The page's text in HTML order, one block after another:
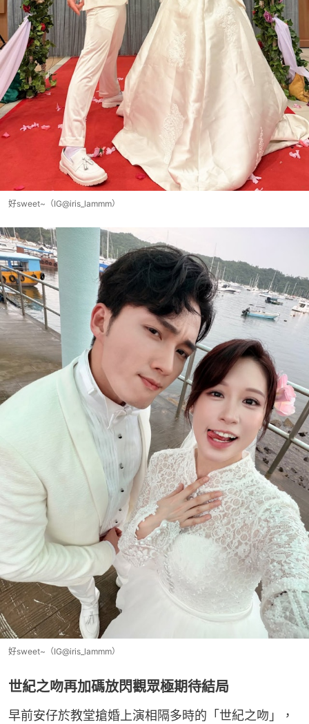
好sweet~（IG@iris_lammm）
好sweet~（IG@iris_lammm）
世紀之吻再加碼放閃觀眾極期待結局
早前安仔於教堂搶婚上演相隔多時的「世紀之吻」，